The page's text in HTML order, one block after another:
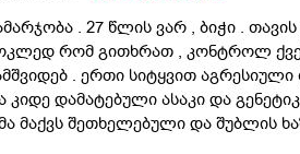
. 27 წლის ვარ , ბიჭი .
რომ გითხრათ , კონტროლ ქვეშ
. ერთი სიტყვით
კიდე დამატებული ასაკი და
მაქვს შეთხელებული და შუბლის